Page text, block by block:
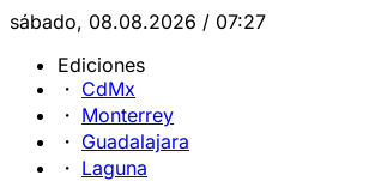
sábado, 08.08.2026 / 07:27
Ediciones
CdMx
Monterrey
Guadalajara
Laguna